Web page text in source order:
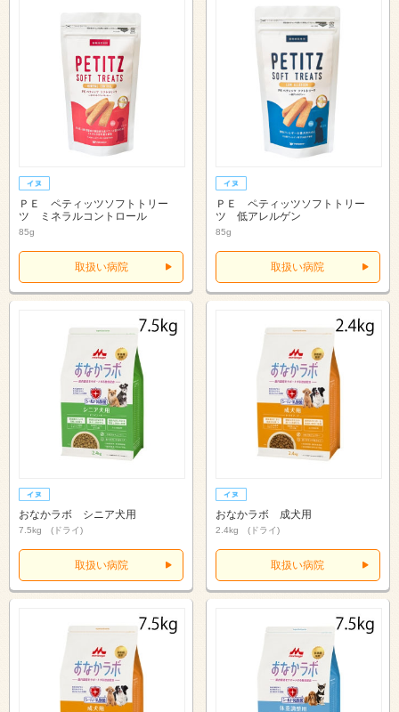
ＰＥ ペティッツソフトトリー
ツ ミネラルコントロール
85g
取扱い病院
ＰＥ ペティッツソフトトリー
ツ 低アレルゲン
85g
取扱い病院
おなかラボ シニア犬用
7.5kg (ドライ)
取扱い病院
おなかラボ 成犬用
2.4kg (ドライ)
取扱い病院